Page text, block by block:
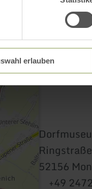
erlauben
52156
+49